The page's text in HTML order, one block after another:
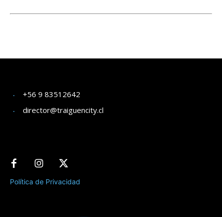
+56 9 83512642
director@traiguencity.cl
Política de Privacidad